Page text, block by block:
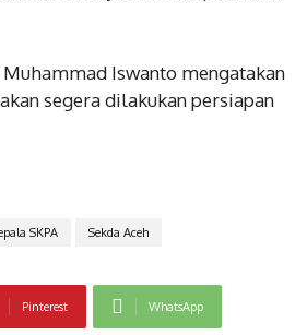
Iswanto mengatakan
segera dilakukan persiapan
SKPA Sekda Aceh
Pinterest WhatsApp